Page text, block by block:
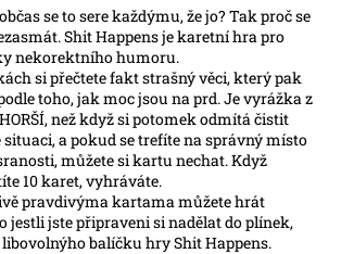
se to sere každýmu, že jo? Tak proč se
Shit Happens je karetní hra pro
nekorektního humoru.
si přečtete fakt strašný věci, který pak
toho, jak moc jsou na prd. Je vyrážka z
než když si potomek odmítá čistit
situaci, a pokud se trefíte na správný místo
můžete si kartu nechat. Když
10 karet, vyhráváte.
pravdivýma kartama můžete hrát
jestli jste připraveni si nadělat do plínek,
balíčku hry Shit Happens.